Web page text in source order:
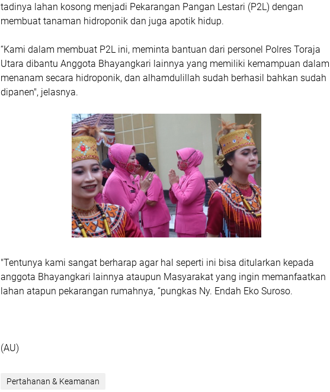
tadinya lahan kosong menjadi Pekarangan Pangan Lestari (P2L) dengan
membuat tanaman hidroponik dan juga apotik hidup.
“Kami dalam membuat P2L ini, meminta bantuan dari personel Polres Toraja
Utara dibantu Anggota Bhayangkari lainnya yang memiliki kemampuan dalam
menanam secara hidroponik, dan alhamdulillah sudah berhasil bahkan sudah
dipanen", jelasnya.
"Tentunya kami sangat berharap agar hal seperti ini bisa ditularkan kepada
anggota Bhayangkari lainnya ataupun Masyarakat yang ingin memanfaatkan
lahan atapun pekarangan rumahnya, “pungkas Ny. Endah Eko Suroso.
(AU)
Pertahanan & Keamanan